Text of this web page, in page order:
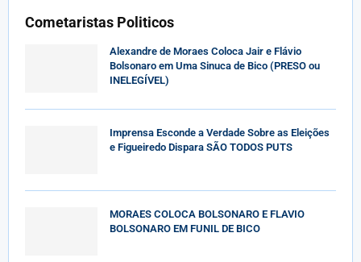
Cometaristas Politicos
Alexandre de Moraes Coloca Jair e Flávio
Bolsonaro em Uma Sinuca de Bico (PRESO ou
INELEGÍVEL)
Imprensa Esconde a Verdade Sobre as Eleições
e Figueiredo Dispara SÃO TODOS PUTS
MORAES COLOCA BOLSONARO E FLAVIO
BOLSONARO EM FUNIL DE BICO